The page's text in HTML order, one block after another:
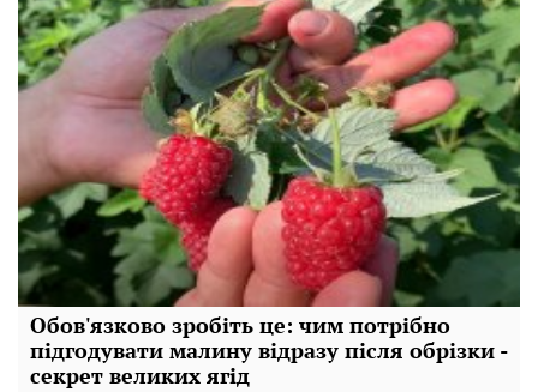
Обов'язково зробіть це: чим потрібно
підгодувати малину відразу після обрізки -
секрет великих ягід